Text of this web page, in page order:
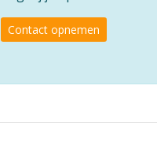
Contact opnemen